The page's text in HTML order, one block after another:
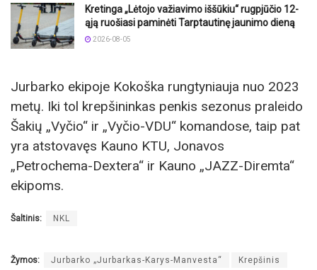
Kretinga „Lėtojo važiavimo iššūkiu“ rugpjūčio 12-
ąją ruošiasi paminėti Tarptautinę jaunimo dieną
2026-08-05
Jurbarko ekipoje Kokoška rungtyniauja nuo 2023
metų. Iki tol krepšininkas penkis sezonus praleido
Šakių „Vyčio“ ir „Vyčio-VDU“ komandose, taip pat
yra atstovavęs Kauno KTU, Jonavos
„Petrochema-Dextera“ ir Kauno „JAZZ-Diremta“
ekipoms.
Šaltinis: NKL
Žymos: Jurbarko „Jurbarkas-Karys-Manvesta“ Krepšinis